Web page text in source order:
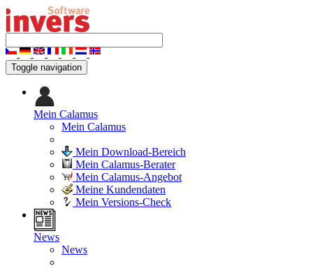
Toggle navigation
Mein Calamus
Mein Calamus
Mein Download-Bereich
Mein Calamus-Berater
Mein Calamus-Angebot
Meine Kundendaten
Mein Versions-Check
News
News